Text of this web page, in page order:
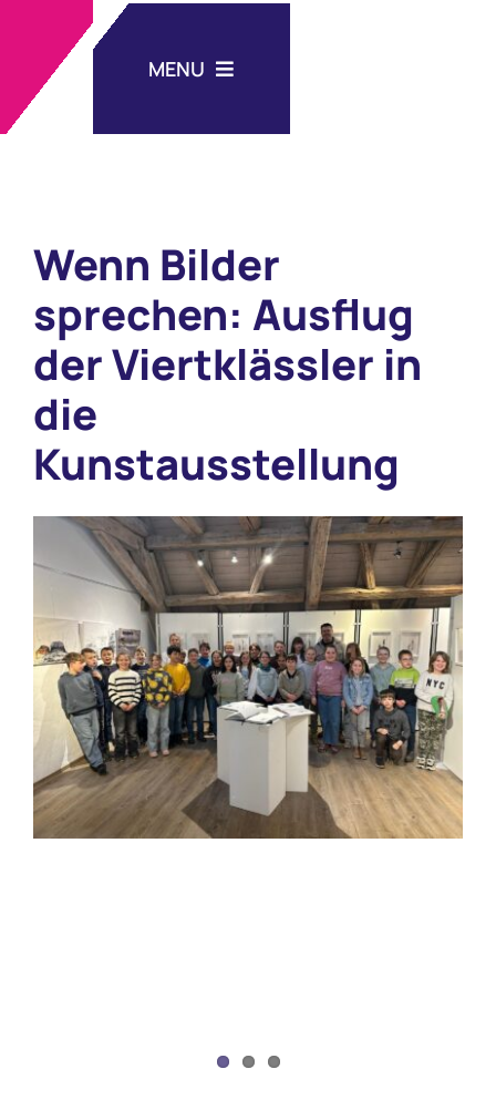
springen
MENU
Unsere Schule
Schulleben
Nachmittagsbetreuung
Medien
Wenn Bilder
sprechen: Ausflug
der Viertklässler in
die
Kunstausstellung
Zeige
grösseres